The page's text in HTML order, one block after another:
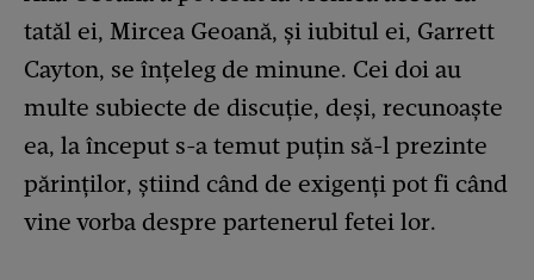
tatăl ei, Mircea Geoană, și iubitul ei, Garrett
Cayton, se înțeleg de minune. Cei doi au
multe subiecte de discuție, deși, recunoaște
ea, la început s-a temut puțin să-l prezinte
părinților, știind când de exigenți pot fi când
vine vorba despre partenerul fetei lor.